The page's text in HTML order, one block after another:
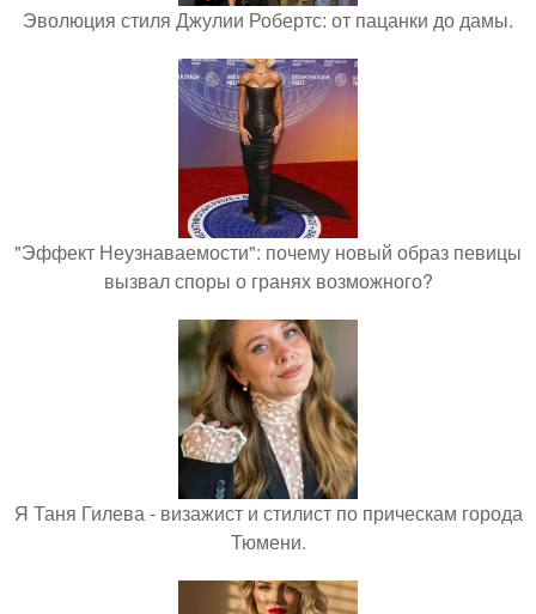
Эволюция стиля Джулии Робертс: от пацанки до дамы.
"Эффект Неузнаваемости": почему новый образ певицы
вызвал споры о гранях возможного?
Я Таня Гилева - визажист и стилист по прическам города
Тюмени.